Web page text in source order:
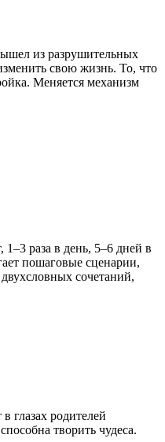
из разрушительных
свою жизнь. То, что
Меняется механизм
раза в день, 5–6 дней в
пошаговые сценарии,
сочетаний,
глазах родителей
творить чудеса.